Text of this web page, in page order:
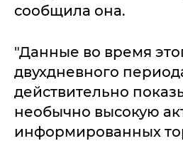
сообщила она.
"Данные во время
двухдневного
действительно
необычно высокую
информированных